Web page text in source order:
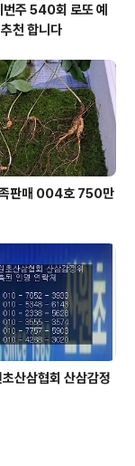
번주 540회 로또 예
천 합니다
판매 004호 750만
산삼협회 산삼감정